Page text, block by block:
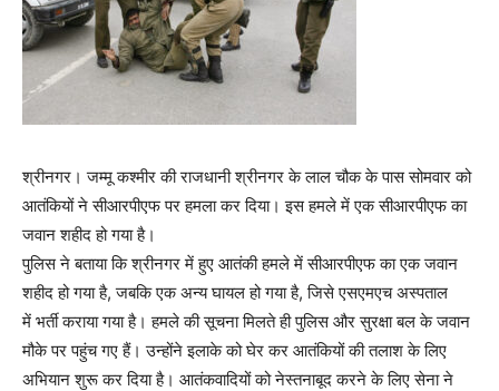
श्रीनगर। जम्मू कश्मीर की राजधानी श्रीनगर के लाल चौक के पास सोमवार को
आतंकियों ने सीआरपीएफ पर हमला कर दिया। इस हमले में एक सीआरपीएफ का
जवान शहीद हो गया है।
पुलिस ने बताया कि श्रीनगर में हुए आतंकी हमले में सीआरपीएफ का एक जवान
शहीद हो गया है, जबकि एक अन्य घायल हो गया है, जिसे एसएमएच अस्पताल
में भर्ती कराया गया है। हमले की सूचना मिलते ही पुलिस और सुरक्षा बल के जवान
मौके पर पहुंच गए हैं। उन्होंने इलाके को घेर कर आतंकियों की तलाश के लिए
अभियान शुरू कर दिया है। आतंकवादियों को नेस्तनाबूद करने के लिए सेना ने